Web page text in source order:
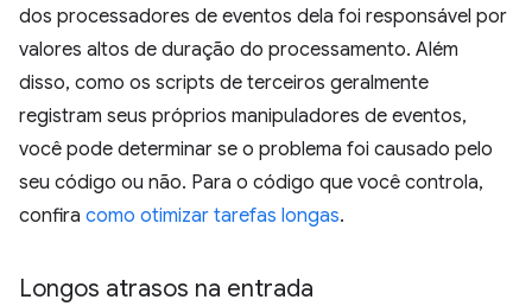
dos processadores de eventos dela foi responsável por
valores altos de duração do processamento. Além
disso, como os scripts de terceiros geralmente
registram seus próprios manipuladores de eventos,
você pode determinar se o problema foi causado pelo
seu código ou não. Para o código que você controla,
confira como otimizar tarefas longas.
Longos atrasos na entrada